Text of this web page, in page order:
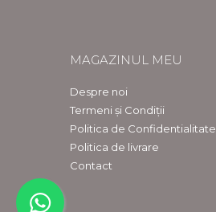
MAGAZINUL MEU
Despre noi
Termeni și Condiții
Politica de Confidentialitate
Politica de livrare
Contact